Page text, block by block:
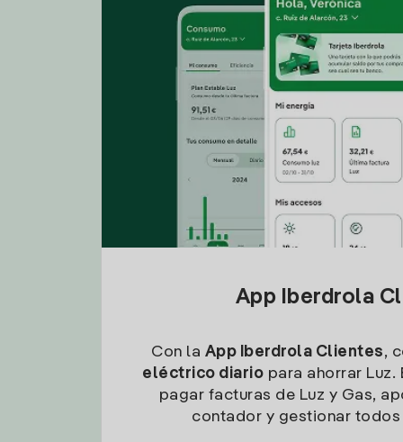
App Iberdrola
Con la App Iberdrola Clientes,
eléctrico diario para ahorrar
pagar facturas de Luz y Gas,
contador y gestionar